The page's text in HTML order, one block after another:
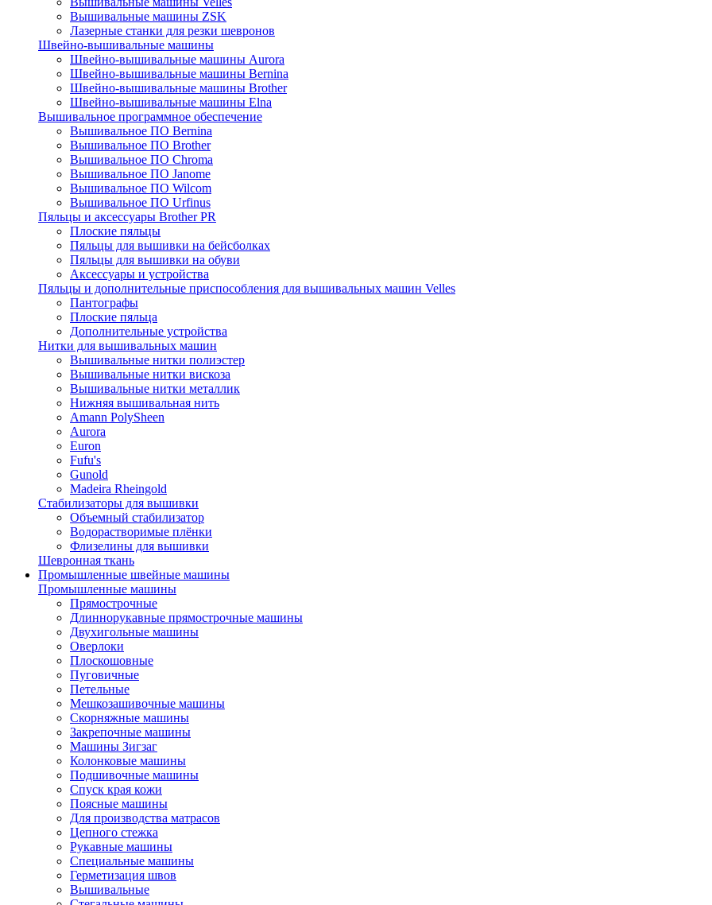
Вышивальные машины ZSK
Лазерные станки для резки шевронов
Швейно-вышивальные машины
Швейно-вышивальные машины Aurora
Швейно-вышивальные машины Bernina
Швейно-вышивальные машины Brother
Швейно-вышивальные машины Elna
Вышивальное программное обеспечение
Вышивальное ПО Bernina
Вышивальное ПО Brother
Вышивальное ПО Chroma
Вышивальное ПО Janome
Вышивальное ПО Wilcom
Вышивальное ПО Urfinus
Пяльцы и аксессуары Brother PR
Плоские пяльцы
Пяльцы для вышивки на бейсболках
Пяльцы для вышивки на обуви
Аксессуары и устройства
Пяльцы и дополнительные приспособления для вышивальных машин Velles
Пантографы
Плоские пяльца
Дополнительные устройства
Нитки для вышивальных машин
Вышивальные нитки полиэстер
Вышивальные нитки вискоза
Вышивальные нитки металлик
Нижняя вышивальная нить
Amann PolySheen
Aurora
Euron
Fufu's
Gunold
Madeira Rheingold
Стабилизаторы для вышивки
Объемный стабилизатор
Водорастворимые плёнки
Флизелины для вышивки
Шевронная ткань
Промышленные швейные машины
Промышленные машины
Прямострочные
Длиннорукавные прямострочные машины
Двухигольные машины
Оверлоки
Плоскошовные
Пуговичные
Петельные
Мешкозашивочные машины
Скорняжные машины
Закрепочные машины
Машины Зигзаг
Колонковые машины
Подшивочные машины
Спуск края кожи
Поясные машины
Для производства матрасов
Цепного стежка
Рукавные машины
Специальные машины
Герметизация швов
Вышивальные